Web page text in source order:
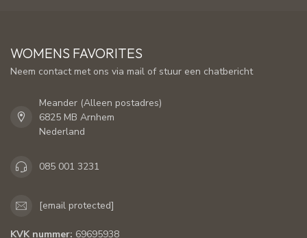
WOMENS FAVORITES
Neem contact met ons via mail of stuur een chatbericht
Meander (Alleen postadres)
6825 MB Arnhem
Nederland
085 001 3231
[email protected]
KVK nummer: 69695938